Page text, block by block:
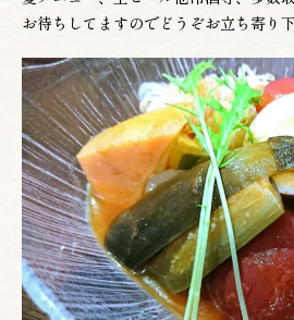
お待ちしてますのでどうぞお立ち寄り